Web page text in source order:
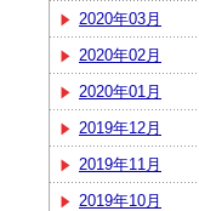
2020年03月
2020年02月
2020年01月
2019年12月
2019年11月
2019年10月